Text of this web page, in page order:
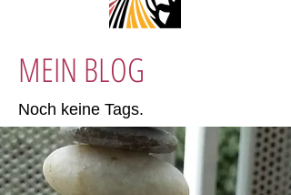
MEIN BLOG
Noch keine Tags.